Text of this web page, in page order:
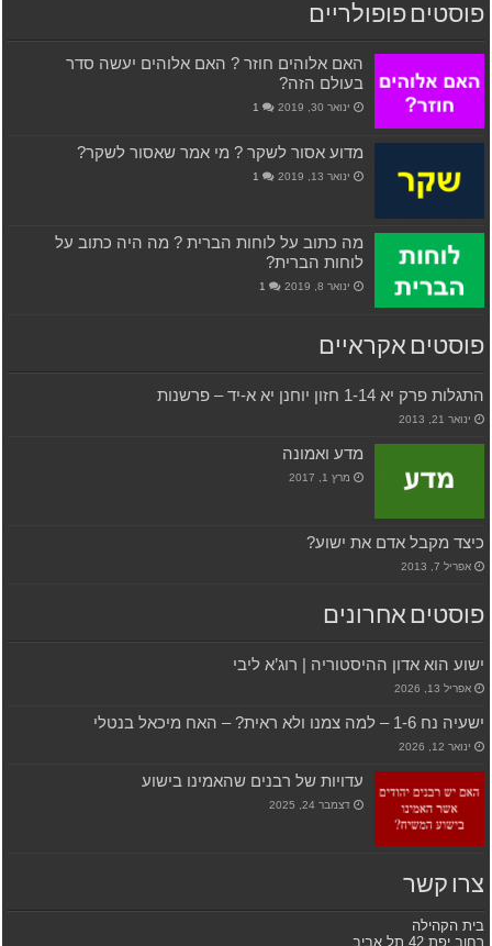
פוסטים פופולריים
האם אלוהים חוזר ? האם אלוהים יעשה סדר
בעולם הזה?
ינואר 30, 2019 1
מדוע אסור לשקר ? מי אמר שאסור לשקר?
ינואר 13, 2019 1
מה כתוב על לוחות הברית ? מה היה כתוב על
לוחות הברית?
ינואר 8, 2019 1
פוסטים אקראיים
התגלות פרק יא 1-14 חזון יוחנן יא א-יד – פרשנות
ינואר 21, 2013
מדע ואמונה
מרץ 1, 2017
כיצד מקבל אדם את ישוע?
אפריל 7, 2013
פוסטים אחרונים
ישוע הוא אדון ההיסטוריה | רוג’א ליבי
אפריל 13, 2026
ישעיה נח 1-6 – למה צמנו ולא ראית? – האח מיכאל בנטלי
ינואר 12, 2026
עדויות של רבנים שהאמינו בישוע
דצמבר 24, 2025
צרו קשר
בית הקהילה
רחוב יפת 42 תל אביב